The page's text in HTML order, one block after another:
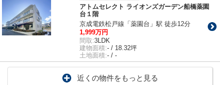
アトムセレクト ライオンズガーデン船橋薬園
台１階
京成電鉄松戸線「薬園台」駅 徒歩12分
1,999万円
間取:3LDK
建物面積:- / 18.32坪
土地面積:- / -
近くの物件をもっと見る